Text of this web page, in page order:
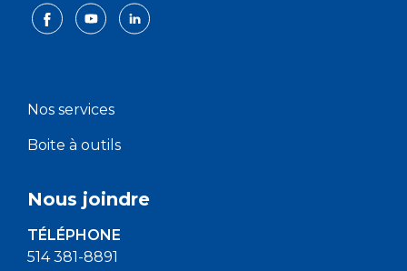
Nos services
Boite à outils
Nous joindre
TÉLÉPHONE
514 381-8891